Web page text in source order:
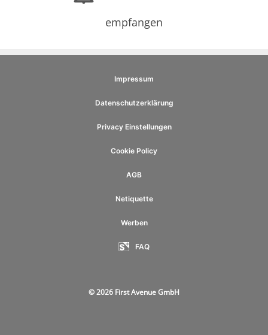
empfangen
Impressum
Datenschutzerklärung
Privacy Einstellungen
Cookie Policy
AGB
Netiquette
Werben
FAQ
© 2026 First Avenue GmbH